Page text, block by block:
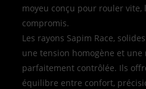
moyeu conçu pour rouler vite,
compromis.
Les rayons Sapim Race,
une tension homogène et
parfaitement contrôlée. Ils
équilibre entre confort,